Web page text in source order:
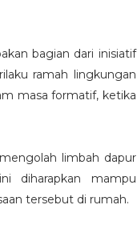
bagian dari inisiatif
ramah lingkungan
masa formatif, ketika
limbah dapur
diharapkan mampu
tersebut di rumah.